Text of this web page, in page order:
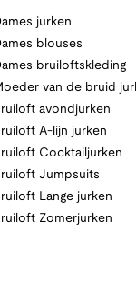
jurken
blouses
bruiloftskleding
van de bruid
avondjurken
A-lijn jurken
Cocktailjurken
Jumpsuits
Lange jurken
Zomerjurken